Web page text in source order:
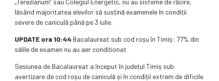
lăsând majoritatea elevilor să susțină examenele în condiții
severe de caniculă până pe 3 iulie.
UPDATE ora 10:44 Bacalaureat sub cod roșu în Timiș: 77% din
sălile de examen nu au aer condiționat
Sesiunea de Bacalaureat a început în județul Timiș sub
avertizare de cod roșu de caniculă și în condiții extrem de dificile